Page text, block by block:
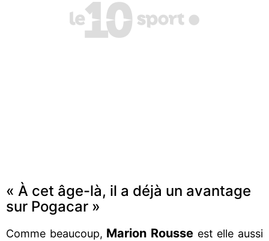
« À cet âge-là, il a déjà un avantage
sur Pogacar »
Comme beaucoup, Marion Rousse est elle aussi